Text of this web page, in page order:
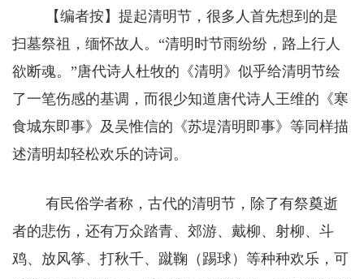
【编者按】提起清明节，很多人首先想到的是
扫墓祭祖，缅怀故人。“清明时节雨纷纷，路上行人
欲断魂。”唐代诗人杜牧的《清明》似乎给清明节绘
了一笔伤感的基调，而很少知道唐代诗人王维的《寒
食城东即事》及吴惟信的《苏堤清明即事》等同样描
述清明却轻松欢乐的诗词。
有民俗学者称，古代的清明节，除了有祭奠逝
者的悲伤，还有万众踏青、郊游、戴柳、射柳、斗
鸡、放风筝、打秋千、蹴鞠（踢球）等种种欢乐，可